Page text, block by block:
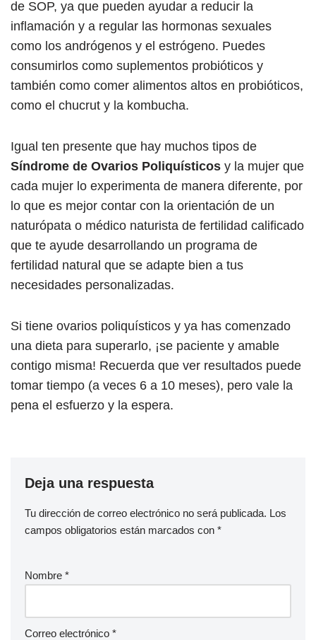
de SOP, ya que pueden ayudar a reducir la
inflamación y a regular las hormonas sexuales
como los andrógenos y el estrógeno. Puedes
consumirlos como suplementos probióticos y
también como comer alimentos altos en probióticos,
como el chucrut y la kombucha.
Igual ten presente que hay muchos tipos de
Síndrome de Ovarios Poliquísticos y la mujer que
cada mujer lo experimenta de manera diferente, por
lo que es mejor contar con la orientación de un
naturópata o médico naturista de fertilidad calificado
que te ayude desarrollando un programa de
fertilidad natural que se adapte bien a tus
necesidades personalizadas.
Si tiene ovarios poliquísticos y ya has comenzado
una dieta para superarlo, ¡se paciente y amable
contigo misma! Recuerda que ver resultados puede
tomar tiempo (a veces 6 a 10 meses), pero vale la
pena el esfuerzo y la espera.
Deja una respuesta
Tu dirección de correo electrónico no será publicada. Los
campos obligatorios están marcados con *
Nombre *
Correo electrónico *